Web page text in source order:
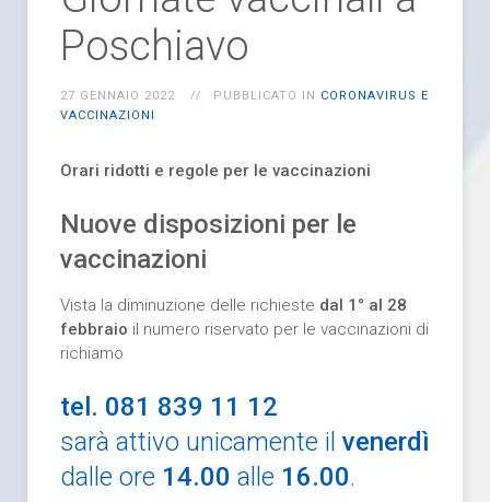
Poschiavo
27 GENNAIO 2022 PUBBLICATO IN CORONAVIRUS E
VACCINAZIONI
Orari ridotti e regole per le vaccinazioni
Nuove disposizioni per le
vaccinazioni
Vista la diminuzione delle richieste dal 1° al 28
febbraio il numero riservato per le vaccinazioni di
richiamo
tel. 081 839 11 12
sarà attivo unicamente il venerdì
dalle ore 14.00 alle 16.00.